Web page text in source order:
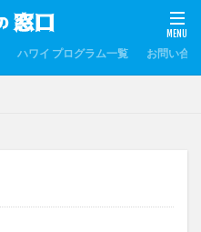
ハワイ プログラム一覧 お問い合